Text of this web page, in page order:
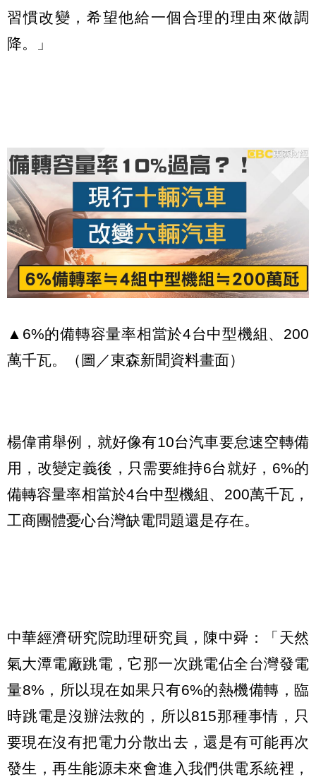
習慣改變，希望他給一個合理的理由來做調
降。」
▲6%的備轉容量率相當於4台中型機組、200
萬千瓦。（圖／東森新聞資料畫面）
楊偉甫舉例，就好像有10台汽車要怠速空轉備
用，改變定義後，只需要維持6台就好，6%的
備轉容量率相當於4台中型機組、200萬千瓦，
工商團體憂心台灣缺電問題還是存在。
中華經濟研究院助理研究員，陳中舜：「天然
氣大潭電廠跳電，它那一次跳電佔全台灣發電
量8%，所以現在如果只有6%的熱機備轉，臨
時跳電是沒辦法救的，所以815那種事情，只
要現在沒有把電力分散出去，還是有可能再次
發生，再生能源未來會進入我們供電系統裡，